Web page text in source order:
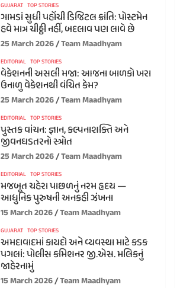
GUJARAT TOP STORIES
ગામડાં સુધી પહોંચી ડિજિટલ ક્રાંતિ: પોસ્ટમેન
હવે માત્ર ચીઠ્ઠી નહીં, બદલાવ પણ લાવે છે
25 March 2026 Team Maadhyam
EDITORIAL TOP STORIES
વેકેશનની અસલી મજા: આજના બાળકો ખરા
ઉનાળુ વેકેશનથી વંચિત કેમ?
25 March 2026 Team Maadhyam
EDITORIAL TOP STORIES
પુસ્તક વાંચન: જ્ઞાન, કલ્પનાશક્તિ અને
જીવનઘડતરનો સ્ત્રોત
25 March 2026 Team Maadhyam
EDITORIAL TOP STORIES
મજબૂત ચહેરા પાછળનું નરમ હૃદય —
આધુનિક પુરુષની અનકહી ઝંખના
15 March 2026 Team Maadhyam
GUJARAT TOP STORIES
અમદાવાદમાં કાયદો અને વ્યવસ્થા માટે કડક
પગલાં: પોલીસ કમિશનર જી.એસ. મલિકનું
જાહેરનામું
15 March 2026 Team Maadhyam